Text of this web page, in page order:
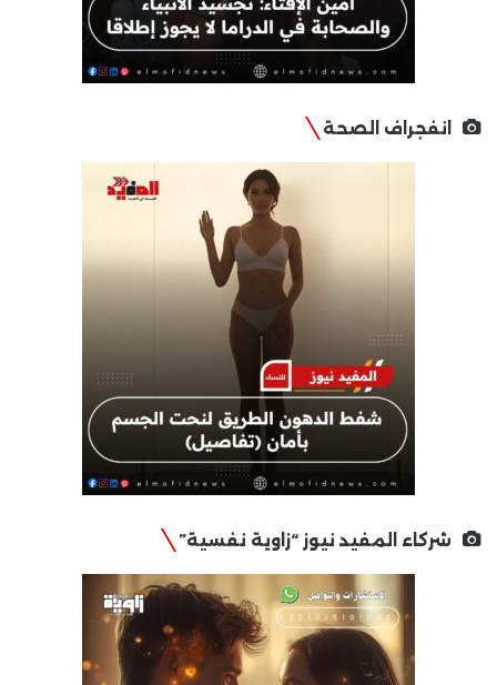
انفجراف الصحة
شركاء المفيد نيوز “زاوية نفسية”